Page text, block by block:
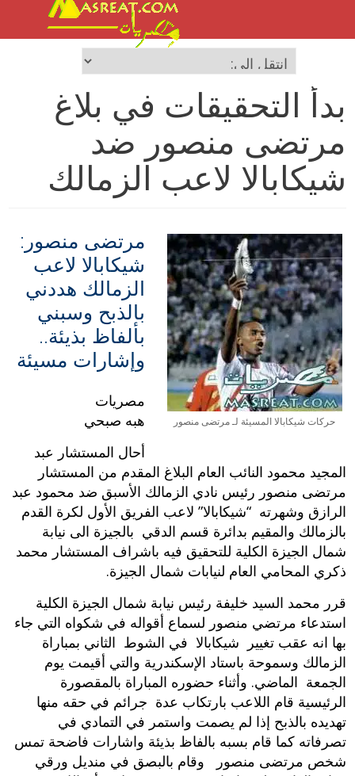
بدأ التحقيقات في بلاغ
مرتضى منصور ضد
شيكابالا لاعب الزمالك
حركات شيكابالا المسيئة لـ مرتضى منصور
مرتضى منصور:
شيكابالا لاعب
الزمالك هددني
بالذبح وسبني
بألفاظ بذيئة..
وإشارات مسيئة
مصريات
هبه صبحي
أحال المستشار عبد
المجيد محمود النائب العام البلاغ المقدم من المستشار
مرتضى منصور رئيس نادي الزمالك الأسبق ضد محمود عبد
الرازق وشهرته “شيكابالا” لاعب الفريق الأول لكرة القدم
بالزمالك والمقيم بدائرة قسم الدقي بالجيزة الى نيابة
شمال الجيزة الكلية للتحقيق فيه باشراف المستشار محمد
ذكري المحامي العام لنيابات شمال الجيزة.
قرر محمد السيد خليفة رئيس نيابة شمال الجيزة الكلية
استدعاء مرتضي منصور لسماع أقواله في شكواه التي جاء
بها انه عقب تغيير شيكابالا في الشوط الثاني بمباراة
الزمالك وسموحة باستاد الإسكندرية والتي أقيمت يوم
الجمعة الماضي. وأثناء حضوره المباراة بالمقصورة
الرئيسية قام اللاعب بارتكاب عدة جرائم في حقه منها
تهديده بالذبح إذا لم يصمت واستمر في التمادي في
تصرفاته كما قام بسبه بالفاظ بذيئة واشارات فاضحة تمس
شخص مرتضى منصور وقام بالبصق في منديل ورقي